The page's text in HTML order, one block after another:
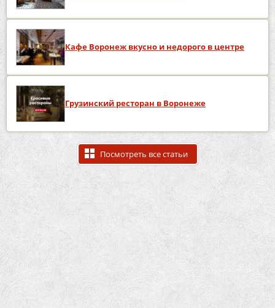
Кафе Воронеж вкусно и недорого в центре
Грузинский ресторан в Воронеже
Посмотреть все статьи